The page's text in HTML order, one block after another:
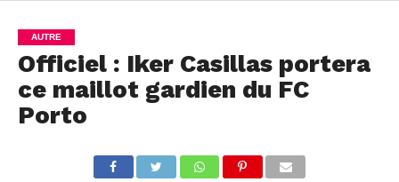
AUTRE
Officiel : Iker Casillas portera
ce maillot gardien du FC
Porto